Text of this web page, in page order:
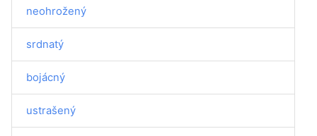
neohrožený
srdnatý
bojácný
ustrašený